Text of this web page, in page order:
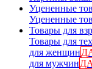
Уцененные
Уцененные
Товары для
Товары для
для женщин
для мужчин